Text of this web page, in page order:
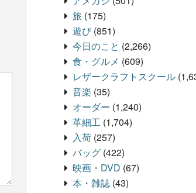
旅 (175)
遊び(851)
今日のこと (2,266)
食・グルメ (609)
レザークラフトスクール
音楽 (35)
オーダー (1,240)
革細工 (1,704)
入荷 (257)
バッグ (422)
映画・DVD (67)
本・雑誌 (43)